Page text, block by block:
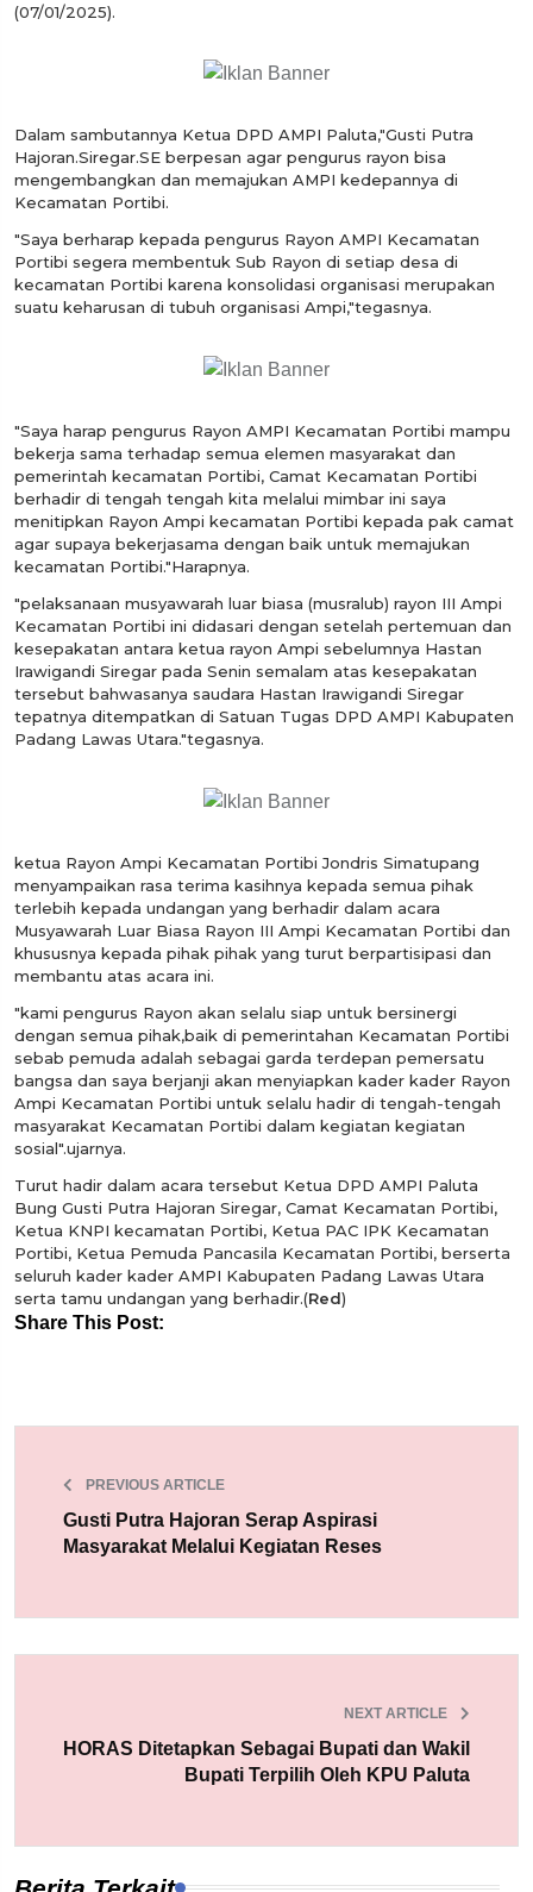
(07/01/2025).
Dalam sambutannya Ketua DPD AMPI Paluta,"Gusti Putra
Hajoran.Siregar.SE berpesan agar pengurus rayon bisa
mengembangkan dan memajukan AMPI kedepannya di
Kecamatan Portibi.
"Saya berharap kepada pengurus Rayon AMPI Kecamatan
Portibi segera membentuk Sub Rayon di setiap desa di
kecamatan Portibi karena konsolidasi organisasi merupakan
suatu keharusan di tubuh organisasi Ampi,"tegasnya.
"Saya harap pengurus Rayon AMPI Kecamatan Portibi mampu
bekerja sama terhadap semua elemen masyarakat dan
pemerintah kecamatan Portibi, Camat Kecamatan Portibi
berhadir di tengah tengah kita melalui mimbar ini saya
menitipkan Rayon Ampi kecamatan Portibi kepada pak camat
agar supaya bekerjasama dengan baik untuk memajukan
kecamatan Portibi."Harapnya.
"pelaksanaan musyawarah luar biasa (musralub) rayon III Ampi
Kecamatan Portibi ini didasari dengan setelah pertemuan dan
kesepakatan antara ketua rayon Ampi sebelumnya Hastan
Irawigandi Siregar pada Senin semalam atas kesepakatan
tersebut bahwasanya saudara Hastan Irawigandi Siregar
tepatnya ditempatkan di Satuan Tugas DPD AMPI Kabupaten
Padang Lawas Utara."tegasnya.
ketua Rayon Ampi Kecamatan Portibi Jondris Simatupang
menyampaikan rasa terima kasihnya kepada semua pihak
terlebih kepada undangan yang berhadir dalam acara
Musyawarah Luar Biasa Rayon III Ampi Kecamatan Portibi dan
khususnya kepada pihak pihak yang turut berpartisipasi dan
membantu atas acara ini.
"kami pengurus Rayon akan selalu siap untuk bersinergi
dengan semua pihak,baik di pemerintahan Kecamatan Portibi
sebab pemuda adalah sebagai garda terdepan pemersatu
bangsa dan saya berjanji akan menyiapkan kader kader Rayon
Ampi Kecamatan Portibi untuk selalu hadir di tengah-tengah
masyarakat Kecamatan Portibi dalam kegiatan kegiatan
sosial".ujarnya.
Turut hadir dalam acara tersebut Ketua DPD AMPI Paluta
Bung Gusti Putra Hajoran Siregar, Camat Kecamatan Portibi,
Ketua KNPI kecamatan Portibi, Ketua PAC IPK Kecamatan
Portibi, Ketua Pemuda Pancasila Kecamatan Portibi, berserta
seluruh kader kader AMPI Kabupaten Padang Lawas Utara
serta tamu undangan yang berhadir.(Red)
Share This Post:
PREVIOUS ARTICLE
Gusti Putra Hajoran Serap Aspirasi
Masyarakat Melalui Kegiatan Reses
NEXT ARTICLE
HORAS Ditetapkan Sebagai Bupati dan Wakil
Bupati Terpilih Oleh KPU Paluta